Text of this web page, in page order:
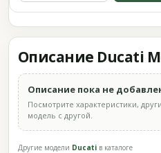
Описание Ducati
Описание пока не
Посмотрите характеристики,
модель с другой.
Другие модели Ducati в каталоге